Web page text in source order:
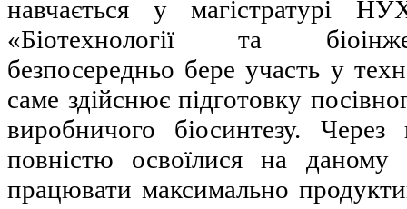
навчається у магістратурі
«Біотехнології та
безпосередньо бере участь у
саме здійснює підготовку
виробничого біосинтезу.
повністю освоїлися на даному
працювати максимально